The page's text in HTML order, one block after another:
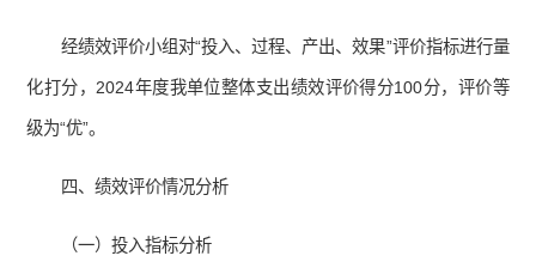
经绩效评价小组对“投入、过程、产出、效果”评价指标进行量
化打分，2024年度我单位整体支出绩效评价得分100分，评价等
级为“优”。
四、绩效评价情况分析
（一）投入指标分析